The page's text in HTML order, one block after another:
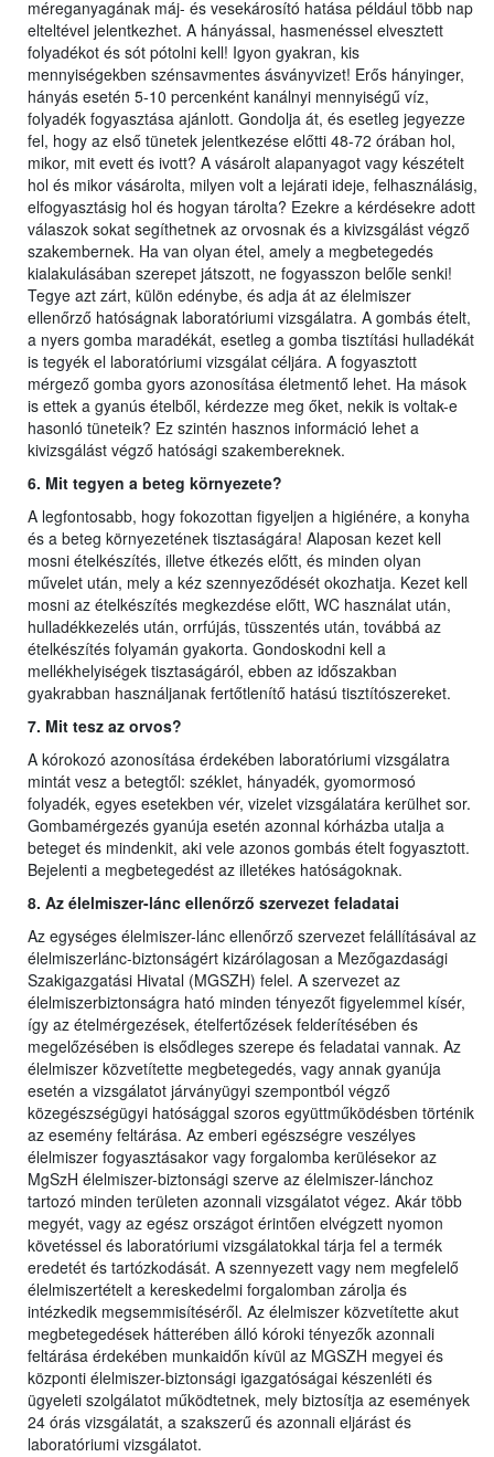
méreganyagának máj- és vesekárosító hatása például több nap
elteltével jelentkezhet. A hányással, hasmenéssel elvesztett
folyadékot és sót pótolni kell! Igyon gyakran, kis
mennyiségekben szénsavmentes ásványvizet! Erős hányinger,
hányás esetén 5-10 percenként kanálnyi mennyiségű víz,
folyadék fogyasztása ajánlott. Gondolja át, és esetleg jegyezze
fel, hogy az első tünetek jelentkezése előtti 48-72 órában hol,
mikor, mit evett és ivott? A vásárolt alapanyagot vagy készételt
hol és mikor vásárolta, milyen volt a lejárati ideje, felhasználásig,
elfogyasztásig hol és hogyan tárolta? Ezekre a kérdésekre adott
válaszok sokat segíthetnek az orvosnak és a kivizsgálást végző
szakembernek. Ha van olyan étel, amely a megbetegedés
kialakulásában szerepet játszott, ne fogyasszon belőle senki!
Tegye azt zárt, külön edénybe, és adja át az élelmiszer
ellenőrző hatóságnak laboratóriumi vizsgálatra. A gombás ételt,
a nyers gomba maradékát, esetleg a gomba tisztítási hulladékát
is tegyék el laboratóriumi vizsgálat céljára. A fogyasztott
mérgező gomba gyors azonosítása életmentő lehet. Ha mások
is ettek a gyanús ételből, kérdezze meg őket, nekik is voltak-e
hasonló tüneteik? Ez szintén hasznos információ lehet a
kivizsgálást végző hatósági szakembereknek.
6. Mit tegyen a beteg környezete?
A legfontosabb, hogy fokozottan figyeljen a higiénére, a konyha
és a beteg környezetének tisztaságára! Alaposan kezet kell
mosni ételkészítés, illetve étkezés előtt, és minden olyan
művelet után, mely a kéz szennyeződését okozhatja. Kezet kell
mosni az ételkészítés megkezdése előtt, WC használat után,
hulladékkezelés után, orrfújás, tüsszentés után, továbbá az
ételkészítés folyamán gyakorta. Gondoskodni kell a
mellékhelyiségek tisztaságáról, ebben az időszakban
gyakrabban használjanak fertőtlenítő hatású tisztítószereket.
7. Mit tesz az orvos?
A kórokozó azonosítása érdekében laboratóriumi vizsgálatra
mintát vesz a betegtől: széklet, hányadék, gyomormosó
folyadék, egyes esetekben vér, vizelet vizsgálatára kerülhet sor.
Gombamérgezés gyanúja esetén azonnal kórházba utalja a
beteget és mindenkit, aki vele azonos gombás ételt fogyasztott.
Bejelenti a megbetegedést az illetékes hatóságoknak.
8. Az élelmiszer-lánc ellenőrző szervezet feladatai
Az egységes élelmiszer-lánc ellenőrző szervezet felállításával az
élelmiszerlánc-biztonságért kizárólagosan a Mezőgazdasági
Szakigazgatási Hivatal (MGSZH) felel. A szervezet az
élelmiszerbiztonságra ható minden tényezőt figyelemmel kísér,
így az ételmérgezések, ételfertőzések felderítésében és
megelőzésében is elsődleges szerepe és feladatai vannak. Az
élelmiszer közvetítette megbetegedés, vagy annak gyanúja
esetén a vizsgálatot járványügyi szempontból végző
közegészségügyi hatósággal szoros együttműködésben történik
az esemény feltárása. Az emberi egészségre veszélyes
élelmiszer fogyasztásakor vagy forgalomba kerülésekor az
MgSzH élelmiszer-biztonsági szerve az élelmiszer-lánchoz
tartozó minden területen azonnali vizsgálatot végez. Akár több
megyét, vagy az egész országot érintően elvégzett nyomon
követéssel és laboratóriumi vizsgálatokkal tárja fel a termék
eredetét és tartózkodását. A szennyezett vagy nem megfelelő
élelmiszertételt a kereskedelmi forgalomban zárolja és
intézkedik megsemmisítéséről. Az élelmiszer közvetítette akut
megbetegedések hátterében álló kóroki tényezők azonnali
feltárása érdekében munkaidőn kívül az MGSZH megyei és
központi élelmiszer-biztonsági igazgatóságai készenléti és
ügyeleti szolgálatot működtetnek, mely biztosítja az események
24 órás vizsgálatát, a szakszerű és azonnali eljárást és
laboratóriumi vizsgálatot.